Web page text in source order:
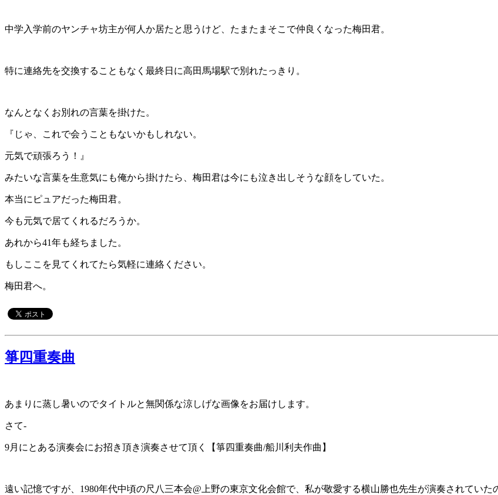
中学入学前のヤンチャ坊主が何人か居たと思うけど、たまたまそこで仲良くなった梅田君。
特に連絡先を交換することもなく最終日に高田馬場駅で別れたっきり。
なんとなくお別れの言葉を掛けた。
『じゃ、これで会うこともないかもしれない。
元気で頑張ろう！』
みたいな言葉を生意気にも俺から掛けたら、梅田君は今にも泣き出しそうな顔をしていた。
本当にピュアだった梅田君。
今も元気で居てくれるだろうか。
あれから41年も経ちました。
もしここを見てくれてたら気軽に連絡ください。
梅田君へ。
箏四重奏曲
あまりに蒸し暑いのでタイトルと無関係な涼しげな画像をお届けします。
さて-
9月にとある演奏会にお招き頂き演奏させて頂く【箏四重奏曲/船川利夫作曲】
遠い記憶ですが、1980年代中頃の尺八三本会@上野の東京文化会館で、私が敬愛する横山勝也先生が演奏されていた